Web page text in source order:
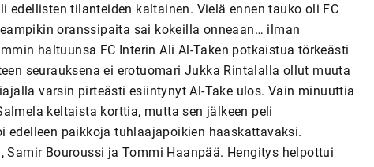
tilanteiden kaltainen. Vielä ennen tauko oli FC
oranssipaita sai kokeilla onneaan… ilman
haltuunsa FC Interin Ali Al-Taken potkaistua törkeästi
seurauksena ei erotuomari Jukka Rintalalla ollut muuta
varsin pirteästi esiintynyt Al-Take ulos. Vain minuuttia
keltaista korttia, mutta sen jälkeen peli
paikkoja tuhlaajapoikien haaskattavaksi.
Bouroussi ja Tommi Haanpää. Hengitys helpottui